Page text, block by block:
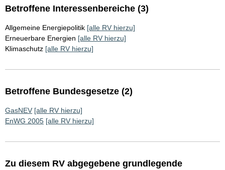
Betroffene Interessenbereiche (3)
Allgemeine Energiepolitik [alle RV hierzu]
Erneuerbare Energien [alle RV hierzu]
Klimaschutz [alle RV hierzu]
Betroffene Bundesgesetze (2)
GasNEV [alle RV hierzu]
EnWG 2005 [alle RV hierzu]
Zu diesem RV abgegebene grundlegende